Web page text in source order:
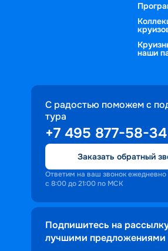
наши
С радостью поможем с
тура
+7 495 877-58-34
Заказать обратный
Ответим на ваш звонок ежедневно
с 8:00 до 21:00 по МСК
Подпишитесь на
лучшими предложениями